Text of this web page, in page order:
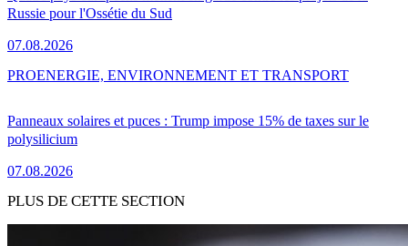
Russie pour l'Ossétie du Sud
07.08.2026
Panneaux solaires et puces : Trump impose 15% de taxes sur le
polysilicium
07.08.2026
PROENERGIE, ENVIRONNEMENT ET TRANSPORT
PLUS DE CETTE SECTION